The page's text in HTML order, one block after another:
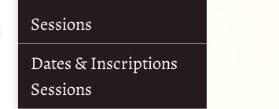
Sessions
Dates & Inscriptions
Sessions